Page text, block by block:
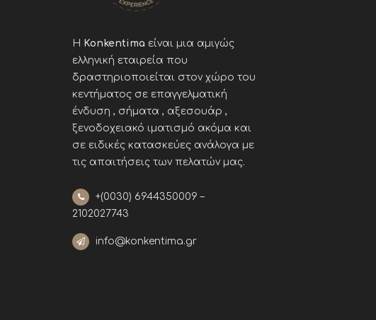
Η Konkentima είναι μια αμιγώς
ελληνική εταιρεία που
δραστηριοποιείται στον χώρο του
κεντήματος σε επαγγελματική
ένδυση , σήματα , αξεσουάρ ,
ξενοδοχειακό ιματισμό ακόμα και
σε ειδικές κατασκεύες ανάλογα με
τις απαιτήσεις των πελατών μας.
+(0030) 6944350009 –
2102027743
info@konkentima.gr